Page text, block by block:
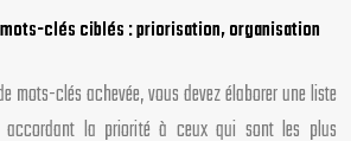
clés ciblés : priorisation, organisation
mots-clés achevée, vous devez élaborer une liste
la priorité à ceux qui sont les plus